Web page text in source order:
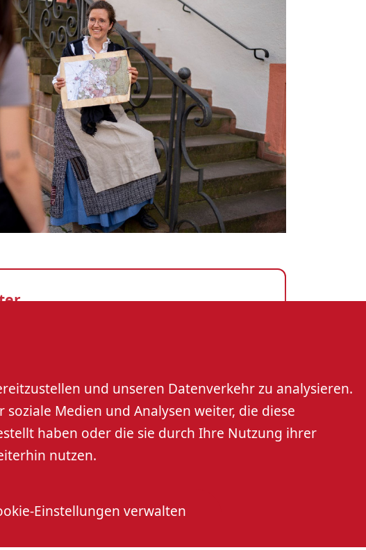
und unseren Datenverkehr zu analysieren.
Medien und Analysen weiter, die diese
haben oder die sie durch Ihre Nutzung ihrer
nutzen.
Einstellungen verwalten
GmbH